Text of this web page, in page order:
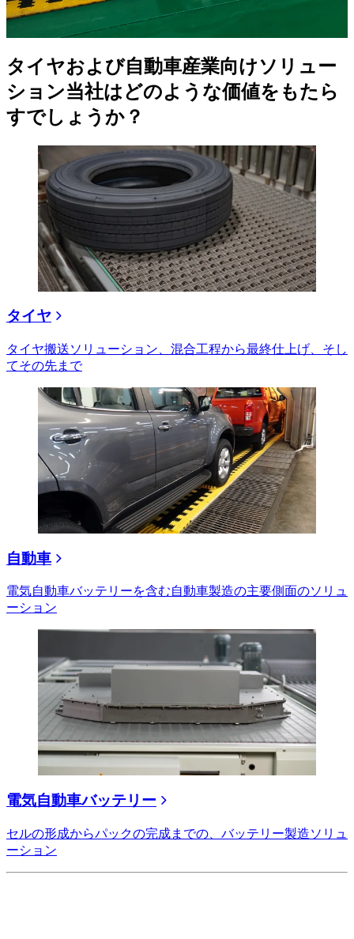
タイヤおよび自動車産業向けソリュー
ション当社はどのような価値をもたら
すでしょうか？
タイヤ
タイヤ搬送ソリューション、混合工程から最終仕上げ、そし
てその先まで
自動車
電気自動車バッテリーを含む自動車製造の主要側面のソリュ
ーション
電気自動車バッテリー
セルの形成からパックの完成までの、バッテリー製造ソリュ
ーション